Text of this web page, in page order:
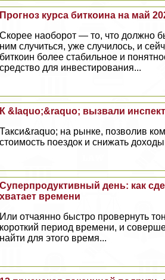
Прогноз курса биткоина на май
Скорее наоборот — то, что должно
ним случиться, уже случилось, и
биткоин более стабильное и
средство для инвестирования...
К &laquo;&raquo; вызвали
Такси&raquo; на рынке, позволив
стоимость поездок и снижать
Суперпродуктивный день: как
хватает времени
Или отчаянно быстро провернуть
короткий период времени, и
найти для этого время...